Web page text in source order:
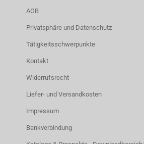
AGB
Privatsphäre und Datenschutz
Tätigkeitsschwerpunkte
Kontakt
Widerrufsrecht
Liefer- und Versandkosten
Impressum
Bankverbindung